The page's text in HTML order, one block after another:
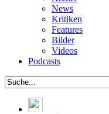
News
Kritiken
Features
Bilder
Videos
Podcasts